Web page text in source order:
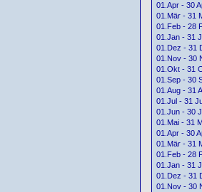
01.Apr - 30
01.Mär - 31
01.Feb - 28
01.Jan - 31
01.Dez - 31
01.Nov - 30
01.Okt - 31
01.Sep - 30
01.Aug - 31
01.Jul - 31
01.Jun - 30
01.Mai - 31
01.Apr - 30
01.Mär - 31
01.Feb - 28
01.Jan - 31
01.Dez - 31
01.Nov - 30